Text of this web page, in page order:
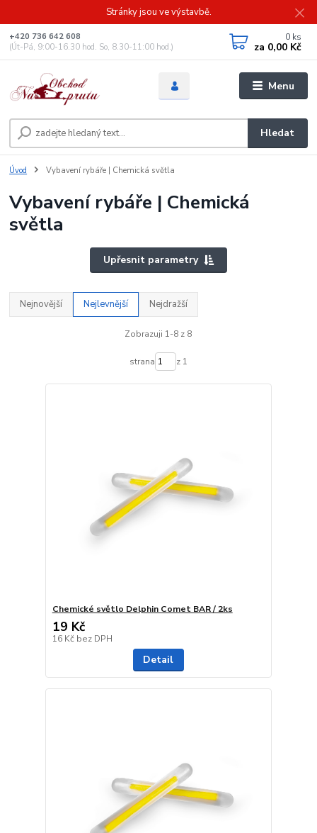
Stránky jsou ve výstavbě.
Menu
Hledat
+420 736 642 608
(Út-Pá, 9:00-16.30 hod. So, 8.30-11:00 hod.)
0 ks
za 0,00 Kč
Úvod Vybavení rybáře | Chemická světla
Vybavení rybáře | Chemická
světla
Upřesnit parametry
Nejnovější Nejlevnější Nejdražší
Zobrazuji 1-8 z 8
strana z 1
Chemické světlo Delphin Comet BAR / 2ks
19 Kč
16 Kč bez DPH
Detail